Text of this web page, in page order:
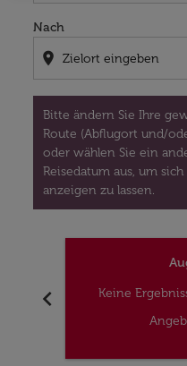
Nach
location_on
Bitte ändern Sie Ihre
Route (Abflugort und/
oder wählen Sie ein
Reisedatum aus, um
anzeigen zu lassen.
chevron_left
Keine